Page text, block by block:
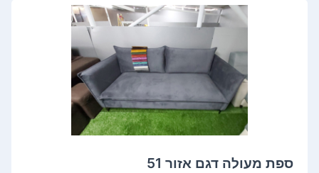
ספת מעולה דגם אזור 51